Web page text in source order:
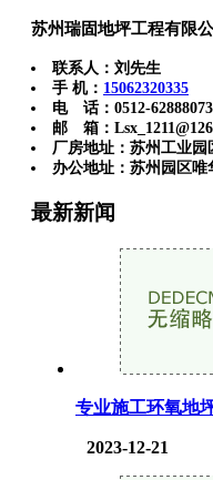
苏州瑞固地坪工程有限
联系人：刘先生
手 机： 15062320335
电 话：0512-62888073
邮 箱：
厂房地址：苏州工业
办公地址：苏州园区唯
最新新闻
专业施工环氧地
2023-12-21